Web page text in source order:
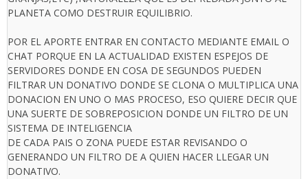
PLANETA COMO DESTRUIR EQUILIBRIO.
POR EL APORTE ENTRAR EN CONTACTO MEDIANTE EMAIL O
CHAT PORQUE EN LA ACTUALIDAD EXISTEN ESPEJOS DE
SERVIDORES DONDE EN COSA DE SEGUNDOS PUEDEN
FILTRAR UN DONATIVO DONDE SE CLONA O MULTIPLICA UNA
DONACION EN UNO O MAS PROCESO, ESO QUIERE DECIR QUE
UNA SUERTE DE SOBREPOSICION DONDE UN FILTRO DE UN
SISTEMA DE INTELIGENCIA
DE CADA PAIS O ZONA PUEDE ESTAR REVISANDO O
GENERANDO UN FILTRO DE A QUIEN HACER LLEGAR UN
DONATIVO.